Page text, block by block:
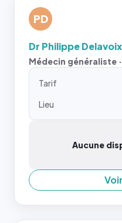
PD
Dr Philippe Delavoix
Médecin généraliste
Tarif
Lieu
Aucune